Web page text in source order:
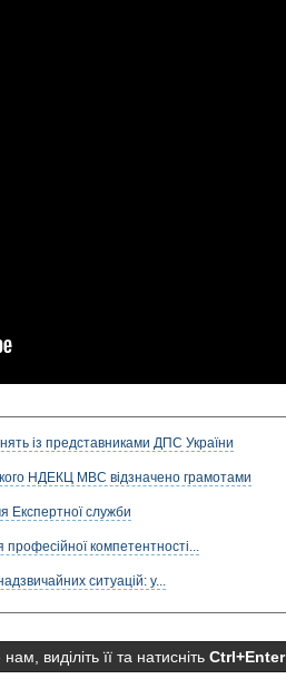
із представниками ДПС України
НДЕКЦ МВС відзначено грамотами
Експертної служби
компетентності...
ситуацій: у...
виділіть її та натисніть Ctrl+Enter